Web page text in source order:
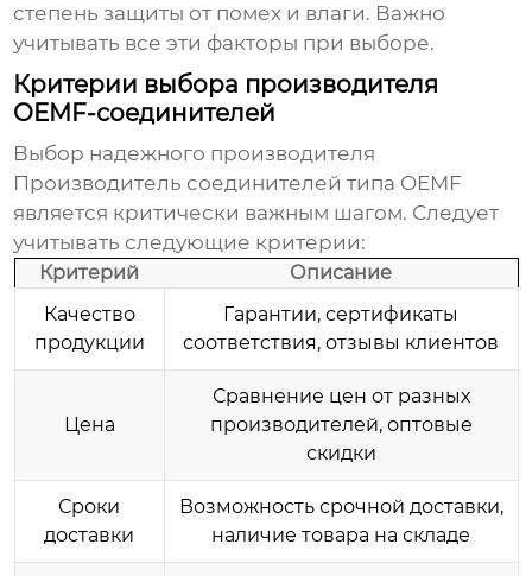
степень защиты от помех и влаги. Важно
учитывать все эти факторы при выборе.
Критерии выбора производителя
OEMF-соединителей
Выбор надежного производителя
Производитель соединителей типа OEMF
является критически важным шагом. Следует
учитывать следующие критерии:
Критерий
Описание
Качество
продукции
Гарантии, сертификаты
соответствия, отзывы клиентов
Цена
Сравнение цен от разных
производителей, оптовые
скидки
Сроки
доставки
Возможность срочной доставки,
наличие товара на складе